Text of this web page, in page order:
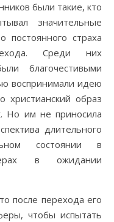
были такие, кто
значительные
постоянного страха
Среди них
благочестивыми
воспринимали идею
христианский образ
Но им не приносила
длительного
состоянии в
в ожидании
после перехода его
чтобы испытать